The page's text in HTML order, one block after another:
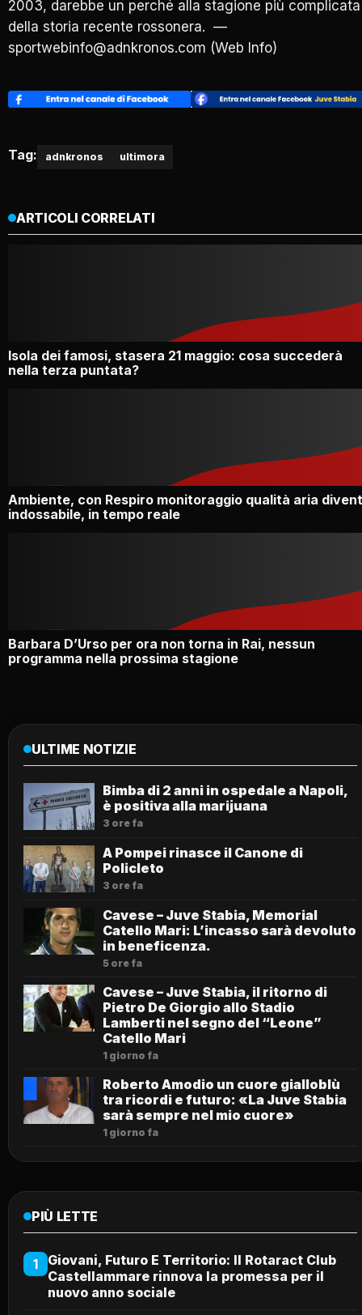
2003, darebbe un perché alla stagione più complicata
della storia recente rossonera. —
sportwebinfo@adnkronos.com (Web Info)
Tag: adnkronos ultimora
ARTICOLI CORRELATI
Isola dei famosi, stasera 21 maggio: cosa succederà
nella terza puntata?
Ambiente, con Respiro monitoraggio qualità aria
indossabile, in tempo reale
Barbara D’Urso per ora non torna in Rai, nessun
programma nella prossima stagione
ULTIME NOTIZIE
Bimba di 2 anni in ospedale a Napoli,
è positiva alla marijuana
3 ore fa
A Pompei rinasce il Canone di
Policleto
3 ore fa
Cavese – Juve Stabia, Memorial
Catello Mari: L’incasso sarà devoluto
in beneficenza.
5 ore fa
Cavese – Juve Stabia, il ritorno di
Pietro De Giorgio allo Stadio
Lamberti nel segno del “Leone”
Catello Mari
1 giorno fa
Roberto Amodio un cuore gialloblù
tra ricordi e futuro: «La Juve Stabia
sarà sempre nel mio cuore»
1 giorno fa
PIÙ LETTE
1
Giovani, Futuro E Territorio: Il Rotaract Club
Castellammare rinnova la promessa per il
nuovo anno sociale